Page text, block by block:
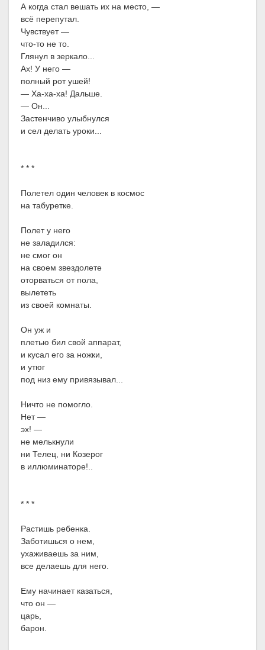
А когда стал вешать их на место, —
всё перепутал.
Чувствует —
что-то не то.
Глянул в зеркало...
Ах! У него —
полный рот ушей!
— Ха-ха-ха! Дальше.
— Он...
Застенчиво улыбнулся
и сел делать уроки...
* * *
Полетел один человек в космос
на табуретке.
Полет у него
не заладился:
не смог он
на своем звездолете
оторваться от пола,
вылететь
из своей комнаты.
Он уж и
плетью бил свой аппарат,
и кусал его за ножки,
и утюг
под низ ему привязывал...
Ничто не помогло.
Нет —
эх! —
не мелькнули
ни Телец, ни Козерог
в иллюминаторе!..
* * *
Растишь ребенка.
Заботишься о нем,
ухаживаешь за ним,
все делаешь для него.
Ему начинает казаться,
что он —
царь,
барон.